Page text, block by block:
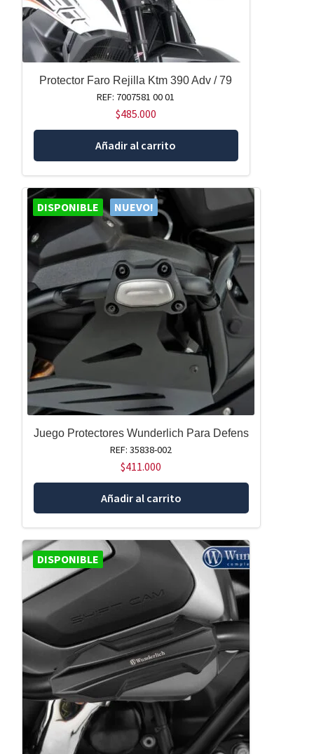
Protector Faro Rejilla Ktm 390 Adv / 79
REF: 7007581 00 01
$485.000
Añadir al carrito
DISPONIBLE NUEVO!
Juego Protectores Wunderlich Para Defens
REF: 35838-002
$411.000
Añadir al carrito
DISPONIBLE